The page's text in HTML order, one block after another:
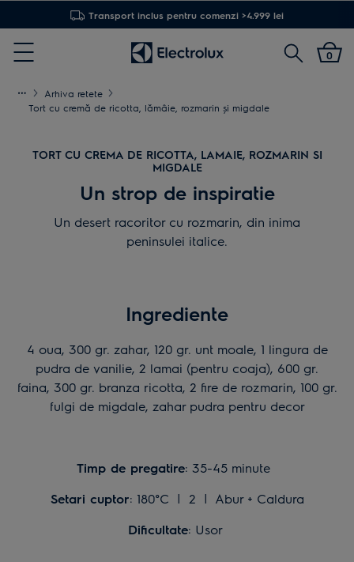
Transport inclus pentru comenzi >4.999 lei
Menu
Cautare0
Arhiva retete
Tort cu cremă de ricotta, lămâie, rozmarin şi migdale
TORT CU CREMA DE RICOTTA, LAMAIE, ROZMARIN SI
MIGDALE
Un strop de inspiratie
Un desert racoritor cu rozmarin, din inima
peninsulei italice.
Ingrediente
4 oua, 300 gr. zahar, 120 gr. unt moale, 1 lingura de
pudra de vanilie, 2 lamai (pentru coaja), 600 gr.
faina, 300 gr. branza ricotta, 2 fire de rozmarin, 100 gr.
fulgi de migdale, zahar pudra pentru decor
Timp de pregatire: 35-45 minute
Setari cuptor: 180°C | 2 | Abur + Caldura
Dificultate: Usor